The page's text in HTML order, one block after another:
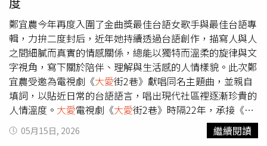
鄭宜農今年再度入圍了金曲獎最佳台語女歌手與最佳台語專
輯，力拚二度封后，近年她持續透過台語創作，描寫人與人
之間細膩而真實的情感關係，總能以獨特而溫柔的旋律與文
字視角，寫下關於陪伴、理解與生活感的人情樣貌。此次鄭
宜農受邀為電視劇《大愛街2巷》獻唱同名主題曲，並親自
填詞，以貼近日常的台語語言，唱出現代社區裡逐漸珍貴的
人情溫度。 大愛電視劇《大愛街2巷》時隔22年，承接《大
愛 一條街》的溫暖精神，由當年製作人潘鳳珠之子、票房億
元導演葉天倫接手打造，集結侯彥西、嚴正嵐、柯素雲、夏
05月15日, 2026 繼續閱讀